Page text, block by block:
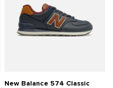
New Balance 574 Classic